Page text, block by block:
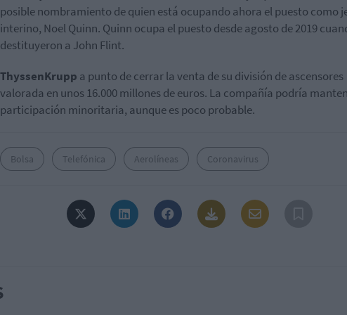
posible nombramiento de quien está ocupando ahora el puesto como
interino, Noel Quinn. Quinn ocupa el puesto desde agosto de 2019
destituyeron a John Flint.
ThyssenKrupp a punto de cerrar la venta de su división de ascensores
valorada en unos 16.000 millones de euros. La compañía podría
participación minoritaria, aunque es poco probable.
Bolsa Telefónica Aerolíneas Coronavirus